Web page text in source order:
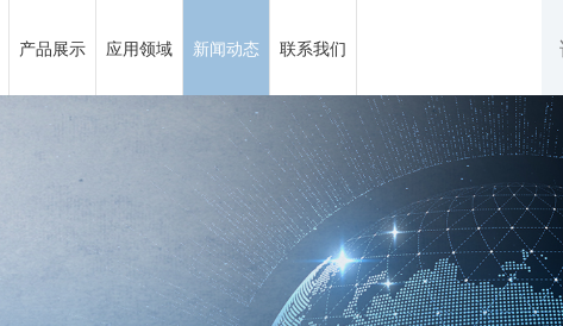
创始人 研发团队
产品展示
重晶石 云母
磷、低硫）
零石棉矿纤(复
合材料)
钾钠长石
合成钙硅渣 合成钙铝渣
应用领域
冶金
焊条 体质颜料
新闻动态
资本动态
联系我们
招贤纳士